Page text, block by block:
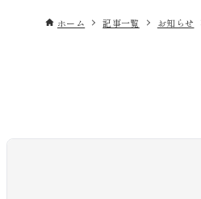
ホーム 記事一覧 お知らせ